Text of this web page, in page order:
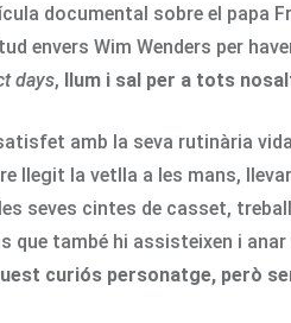
documental sobre el papa
envers Wim Wenders per
days, llum i sal per a tots
amb la seva rutinària
llegit la vetlla a les mans,
seves cintes de casset,
també hi assisteixen i
curiós personatge, però